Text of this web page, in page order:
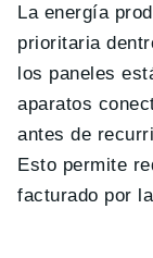
La energía
prioritaria
los paneles
aparatos
antes de
Esto permite
facturado por